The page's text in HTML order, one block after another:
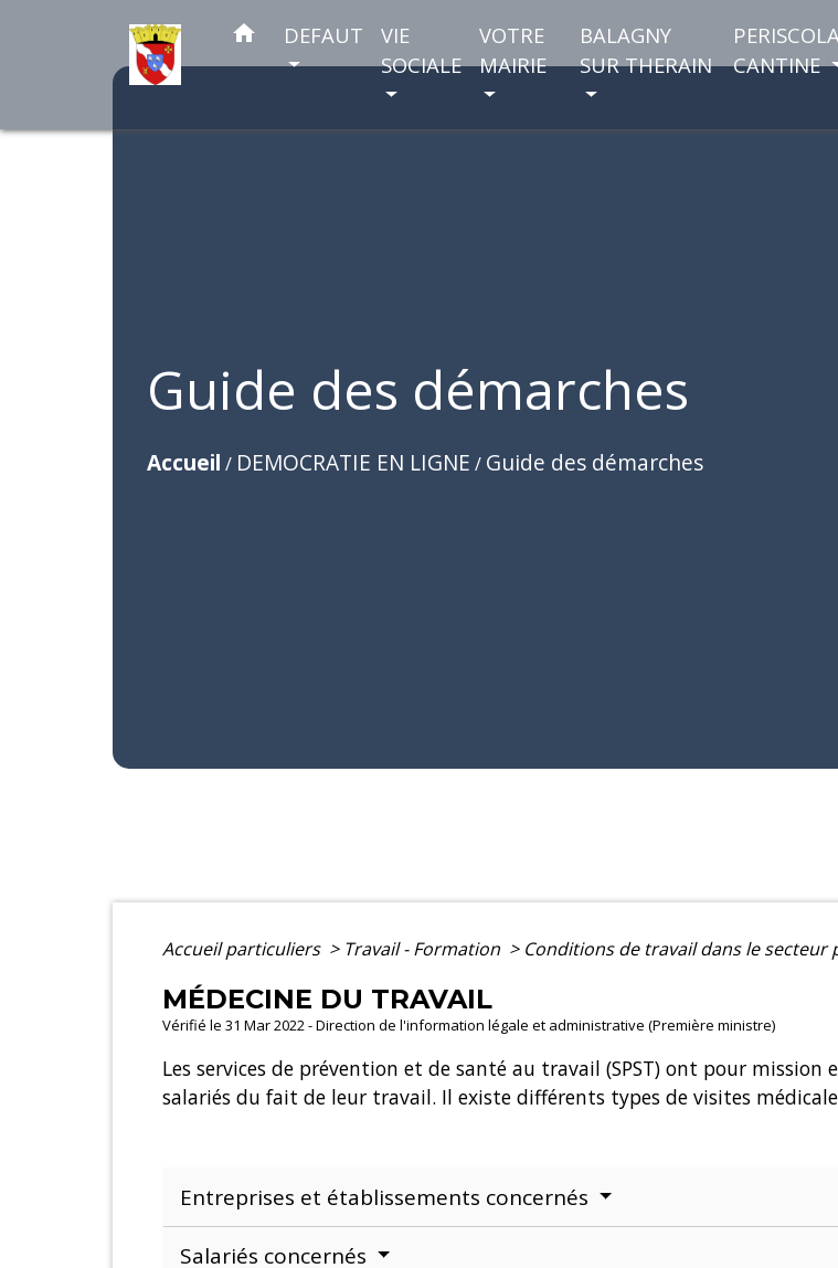
home DEFAUT
VIE
SOCIALE
VOTRE
MAIRIE
BALAGNY
SUR THERAIN
CANTINE
Guide des démarches
Accueil / DEMOCRATIE EN LIGNE / Guide des démarches
Accueil particuliers > Travail - Formation > Conditions de travail dans le secteur
MÉDECINE DU TRAVAIL
Vérifié le 31 Mar 2022 - Direction de l'information légale et administrative (Première ministre)
Les services de prévention et de santé au travail (SPST) ont pour
salariés du fait de leur travail. Il existe différents types de visites
Entreprises et établissements concernés
Salariés concernés